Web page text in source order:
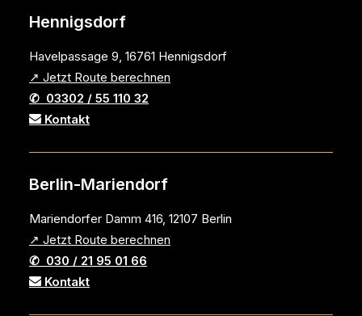
Hennigsdorf
Havelpassage 9, 16761 Hennigsdorf
↗ Jetzt Route berechnen
✆ 03302 / 55 110 32
Kontakt
Berlin-Mariendorf
Mariendorfer Damm 416, 12107 Berlin
↗ Jetzt Route berechnen
✆ 030 / 21 95 01 66
Kontakt